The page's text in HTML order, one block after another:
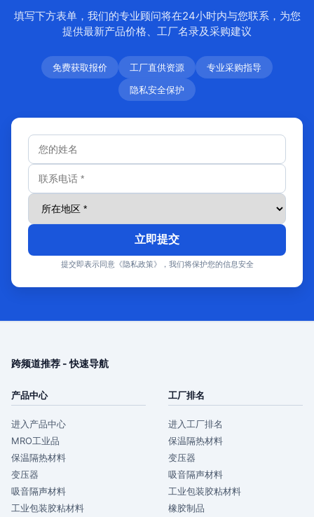
填写下方表单，我们的专业顾问将在24小时内与您联系，为您
提供最新产品价格、工厂名录及采购建议
免费获取报价 工厂直供资源
专业采购指导
隐私安全保护
立即提交
提交即表示同意《隐私政策》，我们将保护您的信息安全
跨频道推荐 - 快速导航
产品中心
进入产品中心
MRO工业品
保温隔热材料
变压器
吸音隔声材料
工业包装胶粘材料
工厂排名
进入工厂排名
保温隔热材料
变压器
吸音隔声材料
工业包装胶粘材料
橡胶制品